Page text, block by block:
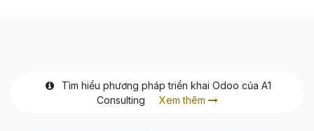
Tìm hiểu phương pháp triển khai Odoo của A1
Consulting Xem thêm